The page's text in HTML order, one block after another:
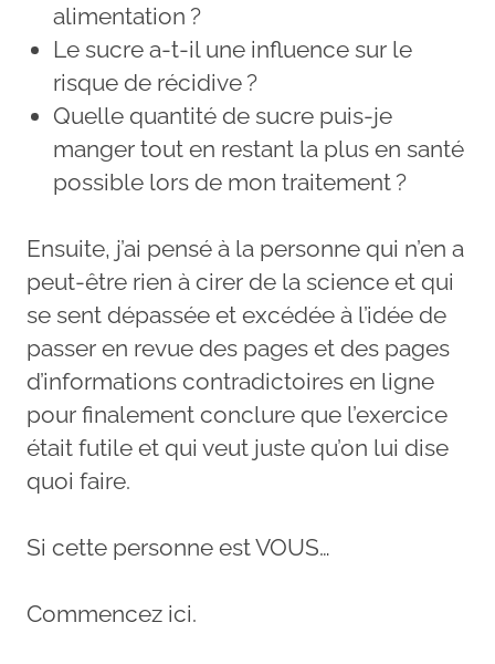
alimentation ?
Le sucre a-t-il une influence sur le
risque de récidive ?
Quelle quantité de sucre puis-je
manger tout en restant la plus en santé
possible lors de mon traitement ?
Ensuite, j’ai pensé à la personne qui n’en a
peut-être rien à cirer de la science et qui
se sent dépassée et excédée à l’idée de
passer en revue des pages et des pages
d’informations contradictoires en ligne
pour finalement conclure que l’exercice
était futile et qui veut juste qu’on lui dise
quoi faire.
Si cette personne est VOUS…
Commencez ici.